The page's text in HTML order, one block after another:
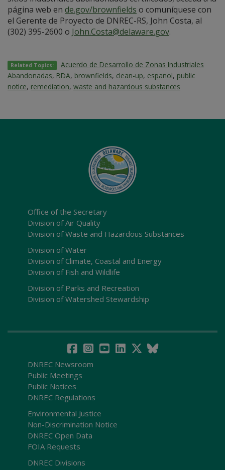
página web en de.gov/brownfields o comuníquese con
el Gerente de Proyecto de DNREC-RS, John Costa, al
(302) 395-2600 o John.Costa@delaware.gov.
Related Topics:
Acuerdo de Desarrollo de Zonas Industriales
Abandonadas, BDA, brownfields, clean-up, espanol, public
notice, remediation, waste and hazardous substances
Office of the Secretary
Division of Air Quality
Division of Waste and Hazardous Substances
Division of Water
Division of Climate, Coastal and Energy
Division of Fish and Wildlife
Division of Parks and Recreation
Division of Watershed Stewardship
DNREC Newsroom
Public Meetings
Public Notices
DNREC Regulations
Environmental Justice
Non-Discrimination Notice
DNREC Open Data
FOIA Requests
DNREC Divisions